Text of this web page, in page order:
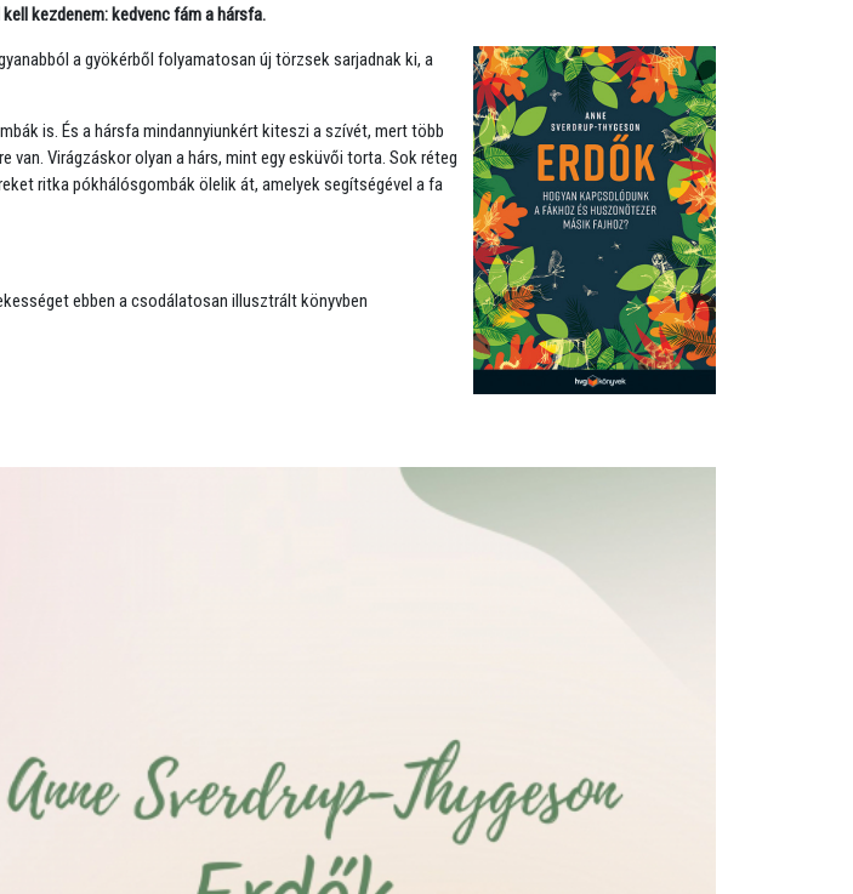
kezdenem: kedvenc fám a hársfa.
a gyökérből folyamatosan új törzsek sarjadnak ki, a
is. És a hársfa mindannyiunkért kiteszi a szívét, mert több
Virágzáskor olyan a hárs, mint egy esküvői torta. Sok réteg
ritka pókhálósgombák ölelik át, amelyek segítségével a fa
ebben a csodálatosan illusztrált könyvben